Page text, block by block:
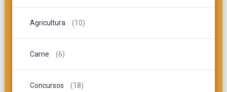
Agricultura (10)
Carne (6)
Concursos (18)